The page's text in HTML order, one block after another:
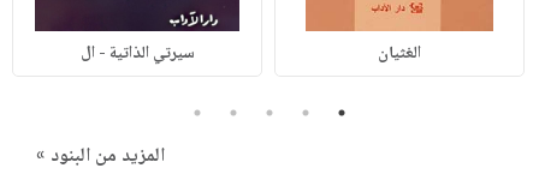
الغثيان سيرتي الذاتية - ال
1
2
3
4
5
المزيد من البنود »